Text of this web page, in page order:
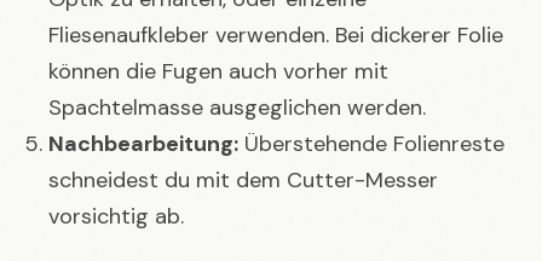
Fliesenaufkleber verwenden. Bei dickerer Folie
können die Fugen auch vorher mit
Spachtelmasse ausgeglichen werden.
Nachbearbeitung: Überstehende Folienreste
schneidest du mit dem Cutter-Messer
vorsichtig ab.